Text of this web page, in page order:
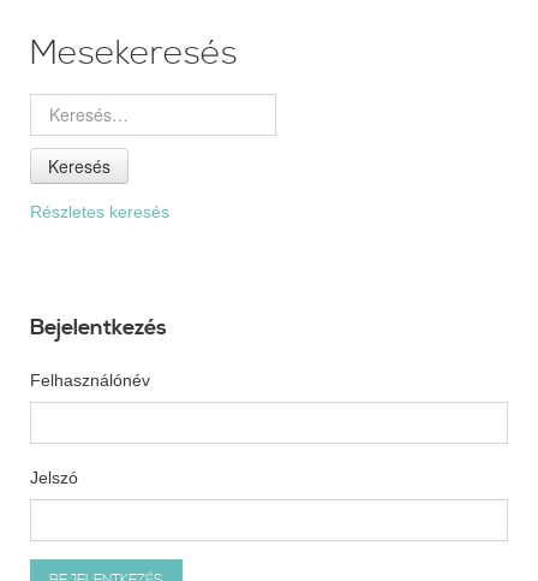
Mesekeresés
Keresés
Részletes keresés
Bejelentkezés
Felhasználónév
Jelszó